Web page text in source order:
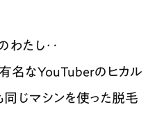
わたし‥
名なYouTuberのヒカル
同じマシンを使った脱毛